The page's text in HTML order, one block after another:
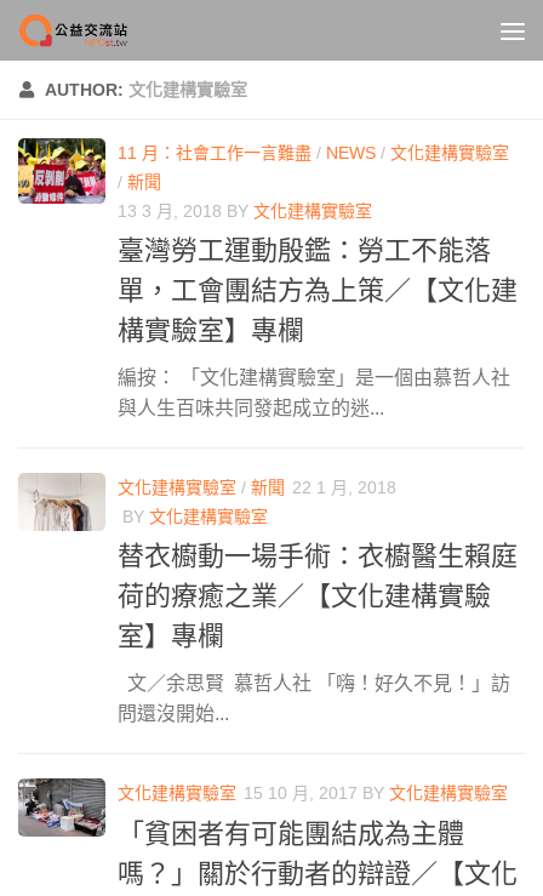
Skip to content
AUTHOR: 文化建構實驗室
11 月：社會工作一言難盡 / NEWS / 文化建構實驗室
/ 新聞
13 3 月, 2018 BY 文化建構實驗室
臺灣勞工運動殷鑑：勞工不能落
單，工會團結方為上策／【文化建
構實驗室】專欄
編按： 「文化建構實驗室」是一個由慕哲人社
與人生百味共同發起成立的迷...
文化建構實驗室 / 新聞 22 1 月, 2018
BY 文化建構實驗室
替衣櫥動一場手術：衣櫥醫生賴庭
荷的療癒之業／【文化建構實驗
室】專欄
文／余思賢 慕哲人社 「嗨！好久不見！」訪
問還沒開始...
文化建構實驗室 15 10 月, 2017 BY 文化建構實驗室
「貧困者有可能團結成為主體
嗎？」關於行動者的辯證／【文化